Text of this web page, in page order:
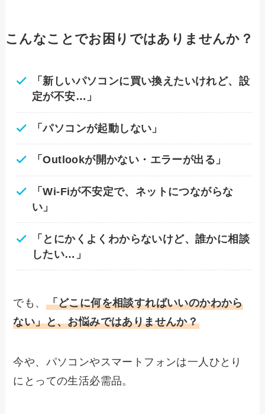
こんなことでお困りではありませんか？
「新しいパソコンに買い換えたいけれど、設
定が不安…」
「パソコンが起動しない」
「Outlookが開かない・エラーが出る」
「Wi-Fiが不安定で、ネットにつながらな
い」
「とにかくよくわからないけど、誰かに相談
したい…」
でも、 「どこに何を相談すればいいのかわから
ない」と、お悩みではありませんか？
今や、パソコンやスマートフォンは一人ひとり
にとっての生活必需品。